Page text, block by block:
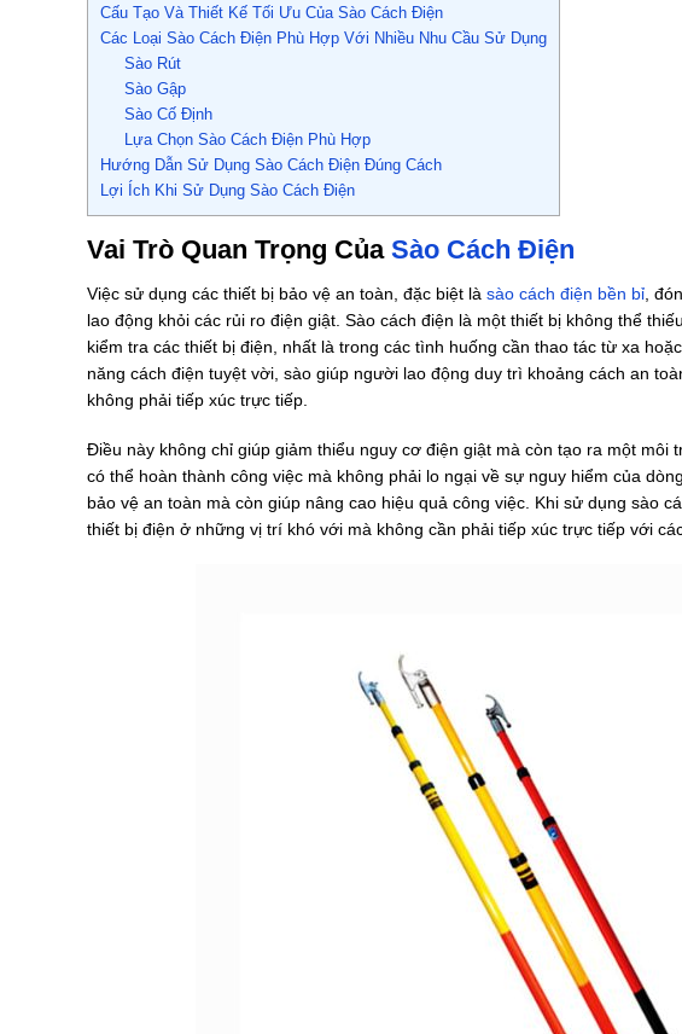
Cấu Tạo Và Thiết Kế Tối Ưu Của Sào Cách Điện
Các Loại Sào Cách Điện Phù Hợp Với Nhiều Nhu Cầu Sử Dụng
Sào Rút
Sào Gập
Sào Cố Định
Lựa Chọn Sào Cách Điện Phù Hợp
Hướng Dẫn Sử Dụng Sào Cách Điện Đúng Cách
Lợi Ích Khi Sử Dụng Sào Cách Điện
Vai Trò Quan Trọng Của Sào Cách Điện
Việc sử dụng các thiết bị bảo vệ an toàn, đặc biệt là sào cách điện bền bỉ,
lao động khỏi các rủi ro điện giật. Sào cách điện là một thiết bị không thể
kiểm tra các thiết bị điện, nhất là trong các tình huống cần thao tác từ xa
năng cách điện tuyệt vời, sào giúp người lao động duy trì khoảng cách an
không phải tiếp xúc trực tiếp.
Điều này không chỉ giúp giảm thiểu nguy cơ điện giật mà còn tạo ra một môi
có thể hoàn thành công việc mà không phải lo ngại về sự nguy hiểm của
bảo vệ an toàn mà còn giúp nâng cao hiệu quả công việc. Khi sử dụng sào
thiết bị điện ở những vị trí khó với mà không cần phải tiếp xúc trực tiếp với